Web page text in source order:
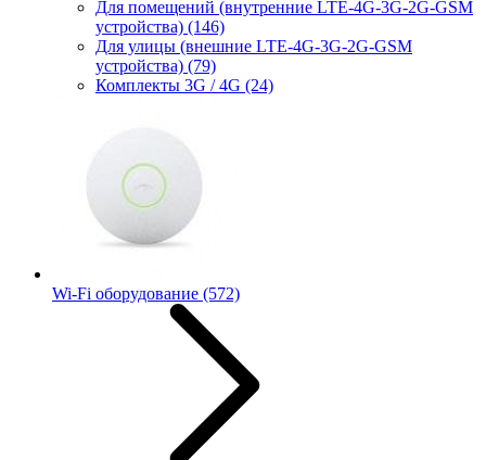
Для помещений (внутренние LTE-4G-3G-2G-GSM
устройства) (146)
Для улицы (внешние LTE-4G-3G-2G-GSM
устройства) (79)
Комплекты 3G / 4G (24)
Wi-Fi оборудование (572)